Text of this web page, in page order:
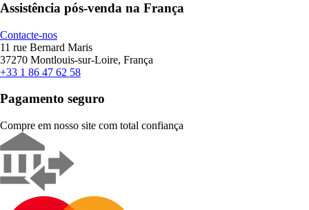
Assistência pós-venda na França
Contacte-nos
11 rue Bernard Maris
37270 Montlouis-sur-Loire, França
+33 1 86 47 62 58
Pagamento seguro
Compre em nosso site com total confiança